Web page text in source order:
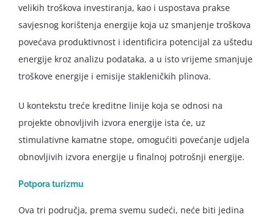
velikih troškova investiranja, kao i uspostava prakse
savjesnog korištenja energije koja uz smanjenje troškova
povećava produktivnost i identificira potencijal za uštedu
energije kroz analizu podataka, a u isto vrijeme smanjuje
troškove energije i emisije stakleničkih plinova.
U kontekstu treće kreditne linije koja se odnosi na
projekte obnovljivih izvora energije ista će, uz
stimulativne kamatne stope, omogućiti povećanje udjela
obnovljivih izvora energije u finalnoj potrošnji energije.
Potpora turizmu
Ova tri područja, prema svemu sudeći, neće biti jedina